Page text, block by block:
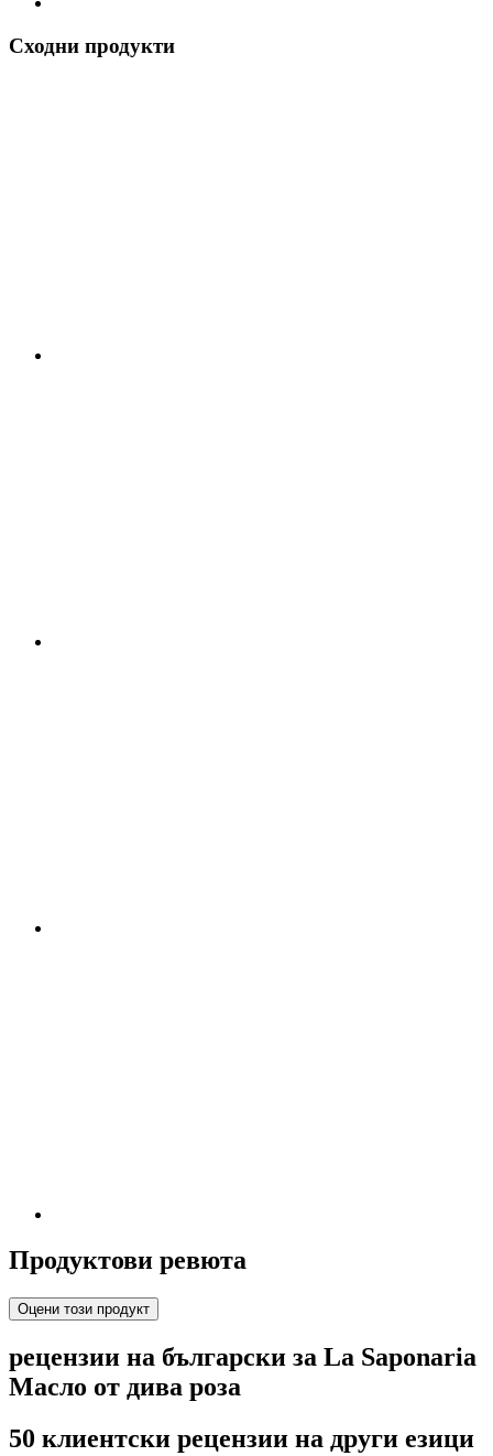
Сходни продукти
Продуктови ревюта
Оцени този продукт
рецензии на български за La Saponaria
Масло от дива роза
50 клиентски рецензии на други езици